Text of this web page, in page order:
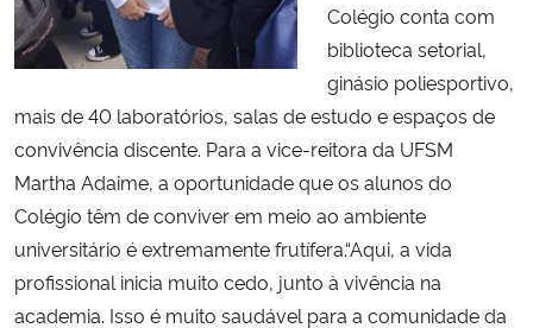
Colégio conta com
biblioteca setorial,
ginásio poliesportivo,
mais de 40 laboratórios, salas de estudo e espaços de
convivência discente. Para a vice-reitora da UFSM
Martha Adaime, a oportunidade que os alunos do
Colégio têm de conviver em meio ao ambiente
universitário é extremamente frutífera.“Aqui, a vida
profissional inicia muito cedo, junto à vivência na
academia. Isso é muito saudável para a comunidade da